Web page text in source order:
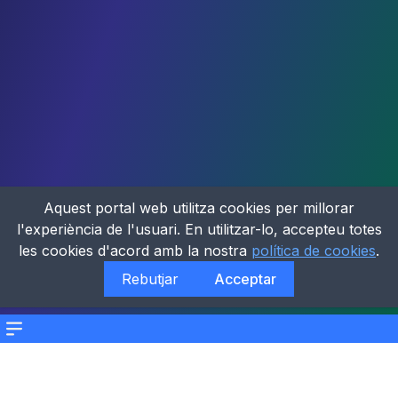
Menu
Aquest portal web utilitza cookies per millorar
l'experiència de l'usuari. En utilitzar-lo, accepteu totes
les cookies d'acord amb la nostra política de cookies.
Rebutjar
Acceptar